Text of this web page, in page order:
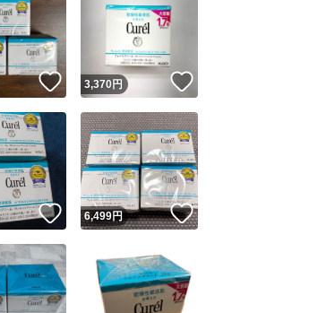
このユーザーは設定した発送日数内に発送しています
いいね！
3,370 円
いいね！
6,499円 いいね！